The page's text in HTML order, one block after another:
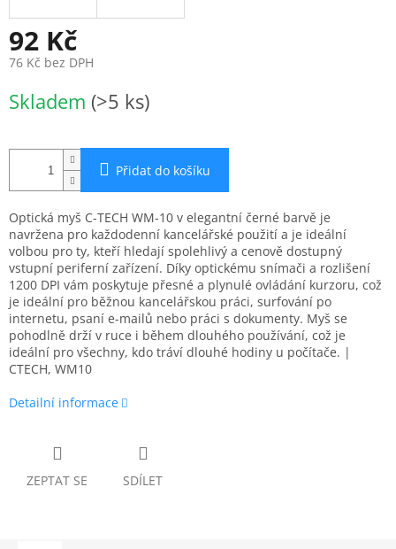
92 Kč
76 Kč bez DPH
cena:
Skladem (>5 ks)
Přidat do košíku
Optická myš C-TECH WM-10 v elegantní černé barvě je
navržena pro každodenní kancelářské použití a je ideální
volbou pro ty, kteří hledají spolehlivý a cenově dostupný
vstupní periferní zařízení. Díky optickému snímači a rozlišení
1200 DPI vám poskytuje přesné a plynulé ovládání kurzoru, což
je ideální pro běžnou kancelářskou práci, surfování po
internetu, psaní e-mailů nebo práci s dokumenty. Myš se
pohodlně drží v ruce i během dlouhého používání, což je
ideální pro všechny, kdo tráví dlouhé hodiny u počítače. |
CTECH, WM10
Detailní informace
ZEPTAT SE SDÍLET